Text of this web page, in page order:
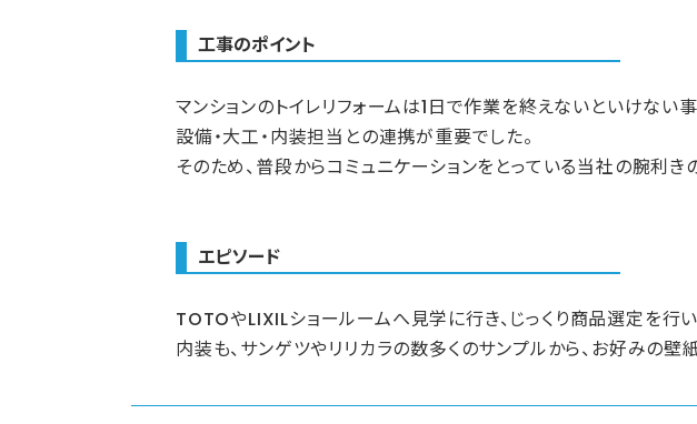
工事のポイント
マンションのトイレリフォームは1日で作業を終えないといけない事
設備・大工・内装担当との連携が重要でした。
そのため、普段からコミュニケーションをとっている当社の腕利き
エピソード
TOTOやLIXILショールームへ見学に行き、じっくり商品選定を行い
内装も、サンゲツやリリカラの数多くのサンプルから、お好みの壁